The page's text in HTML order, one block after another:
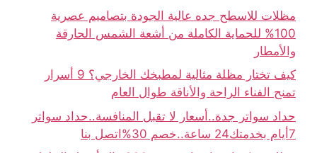
مظلات للاسطح جده عالية الجودة بتصاميم عصرية
100% للحماية الكاملة من أشعة الشمس الحارقة
والأمطار
كيف تختار مظلة مثالية لمطبخك الخارجي؟ 9 أسرار
تمنح الفناء الراحة والأناقة طوال العام
حداد سواتر جدة..أسعار لا تقبل المنافسة..حداد سواتر
7أيام بخدمتك24 ساعة..خصم 30%اتصل بنا